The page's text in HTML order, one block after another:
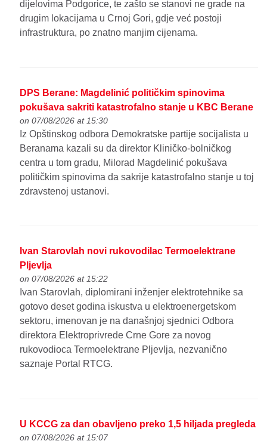
dijelovima Podgorice, te zašto se stanovi ne grade na
drugim lokacijama u Crnoj Gori, gdje već postoji
infrastruktura, po znatno manjim cijenama.
DPS Berane: Magdelinić političkim spinovima
pokušava sakriti katastrofalno stanje u KBC Berane
on 07/08/2026 at 15:30
Iz Opštinskog odbora Demokratske partije socijalista u
Beranama kazali su da direktor Kliničko-bolničkog
centra u tom gradu, Milorad Magdelinić pokušava
političkim spinovima da sakrije katastrofalno stanje u toj
zdravstenoj ustanovi.
Ivan Starovlah novi rukovodilac Termoelektrane
Pljevlja
on 07/08/2026 at 15:22
Ivan Starovlah, diplomirani inženjer elektrotehnike sa
gotovo deset godina iskustva u elektroenergetskom
sektoru, imenovan je na današnjoj sjednici Odbora
direktora Elektroprivrede Crne Gore za novog
rukovodioca Termoelektrane Pljevlja, nezvanično
saznaje Portal RTCG.
U KCCG za dan obavljeno preko 1,5 hiljada pregleda
on 07/08/2026 at 15:07